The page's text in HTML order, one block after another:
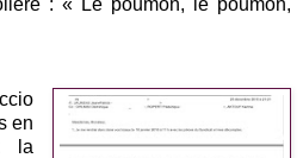
en
la